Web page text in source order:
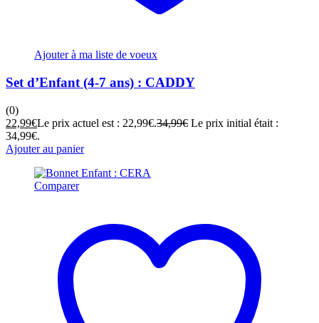
Ajouter à ma liste de voeux
Set d’Enfant (4-7 ans) : CADDY
(0)
22,99€Le prix actuel est : 22,99€.34,99€ Le prix initial était :
34,99€.
Ajouter au panier
Comparer